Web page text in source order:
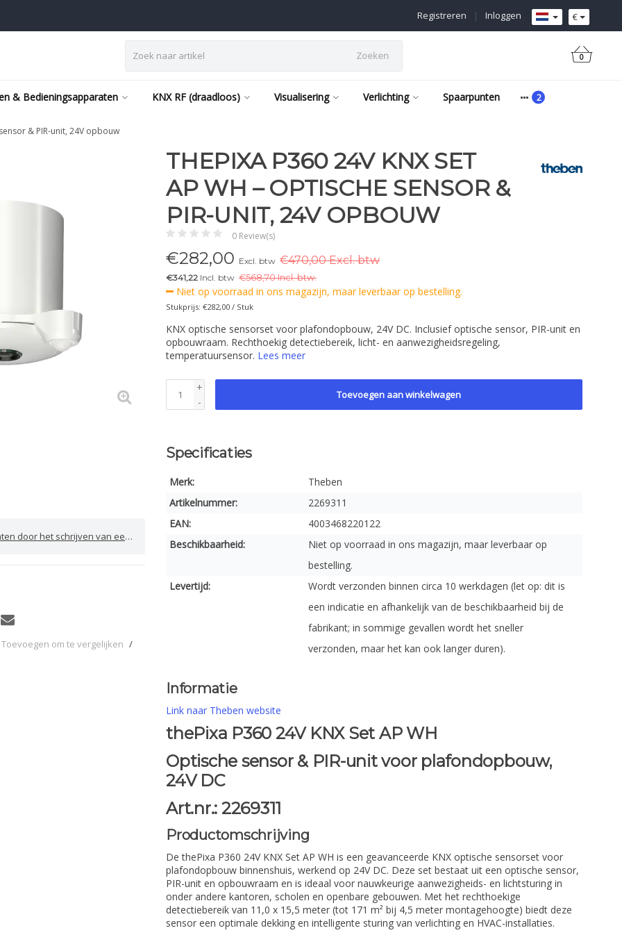
€
Inloggen
|
Registreren
Zoeken 0
& Bedieningsapparaten KNX RF (draadloos) Visualisering Verlichting Spaarpunten
& PIR-unit, 24V opbouw
het schrijven van een review
Toevoegen om te vergelijken /
THEPIXA P360 24V KNX SET
AP WH – OPTISCHE SENSOR &
PIR-UNIT, 24V OPBOUW
0 Review(s)
€282,00 Excl. btw €470,00 Excl. btw
€341,22 Incl. btw €568,70 Incl. btw.
Niet op voorraad in ons magazijn, maar leverbaar op bestelling.
Stukprijs: €282,00 / Stuk
KNX optische sensorset voor plafondopbouw, 24V DC. Inclusief optische sensor, PIR-unit en
opbouwraam. Rechthoekig detectiebereik, licht- en aanwezigheidsregeling,
temperatuursensor. Lees meer
+
-
Toevoegen aan winkelwagen
Specificaties
Merk:
Theben
Artikelnummer:
2269311
EAN:
4003468220122
Beschikbaarheid:
Niet op voorraad in ons magazijn, maar leverbaar op
bestelling.
Levertijd:
Wordt verzonden binnen circa 10 werkdagen (let op: dit is
een indicatie en afhankelijk van de beschikbaarheid bij de
fabrikant; in sommige gevallen wordt het sneller
verzonden, maar het kan ook langer duren).
Informatie
Link naar Theben website
thePixa P360 24V KNX Set AP WH
Optische sensor & PIR-unit voor plafondopbouw,
24V DC
Art.nr.: 2269311
Productomschrijving
De thePixa P360 24V KNX Set AP WH is een geavanceerde KNX optische sensorset voor
plafondopbouw binnenshuis, werkend op 24V DC. Deze set bestaat uit een optische sensor,
PIR-unit en opbouwraam en is ideaal voor nauwkeurige aanwezigheids- en lichtsturing in
onder andere kantoren, scholen en openbare gebouwen. Met het rechthoekige
detectiebereik van 11,0 x 15,5 meter (tot 171 m² bij 4,5 meter montagehoogte) biedt deze
sensor een optimale dekking en intelligente sturing van verlichting en HVAC-installaties.